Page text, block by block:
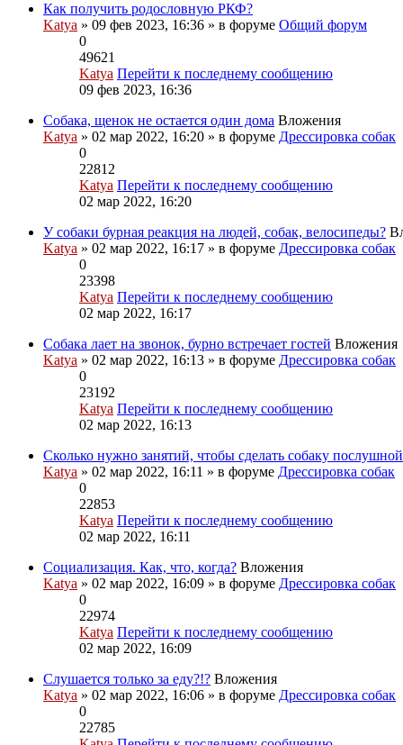
Как получить родословную РКФ?
Katya » 09 фев 2023, 16:36 » в форуме Общий форум
0
49621
Katya Перейти к последнему сообщению
09 фев 2023, 16:36
Собака, щенок не остается один дома Вложения
Katya » 02 мар 2022, 16:20 » в форуме Дрессировка собак
0
22812
Katya Перейти к последнему сообщению
02 мар 2022, 16:20
У собаки бурная реакция на людей, собак, велосипеды?
Katya » 02 мар 2022, 16:17 » в форуме Дрессировка собак
0
23398
Katya Перейти к последнему сообщению
02 мар 2022, 16:17
Собака лает на звонок, бурно встречает гостей Вложения
Katya » 02 мар 2022, 16:13 » в форуме Дрессировка собак
0
23192
Katya Перейти к последнему сообщению
02 мар 2022, 16:13
Сколько нужно занятий, чтобы сделать собаку
Katya » 02 мар 2022, 16:11 » в форуме Дрессировка собак
0
22853
Katya Перейти к последнему сообщению
02 мар 2022, 16:11
Социализация. Как, что, когда? Вложения
Katya » 02 мар 2022, 16:09 » в форуме Дрессировка собак
0
22974
Katya Перейти к последнему сообщению
02 мар 2022, 16:09
Слушается только за еду?!? Вложения
Katya » 02 мар 2022, 16:06 » в форуме Дрессировка собак
0
22785